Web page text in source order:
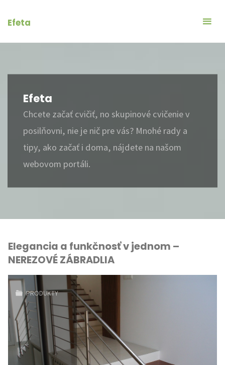
Efeta
Efeta
Chcete začať cvičiť, no skupinové cvičenie v
posilňovni, nie je nič pre vás? Mnohé rady a
tipy, ako začať i doma, nájdete na našom
webovom portáli.
Elegancia a funkčnosť v jednom –
NEREZOVÉ ZÁBRADLIA
PRODUKTY